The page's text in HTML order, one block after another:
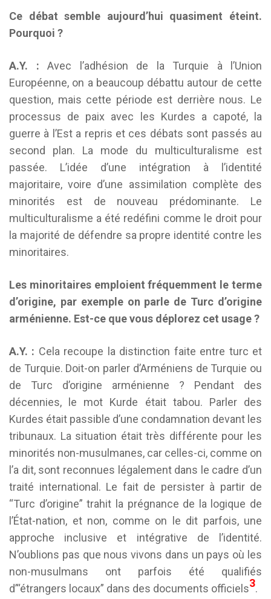
Ce débat semble aujourd’hui quasiment éteint.
Pourquoi ?
A.Y. : Avec l’adhésion de la Turquie à l’Union
Européenne, on a beaucoup débattu autour de cette
question, mais cette période est derrière nous. Le
processus de paix avec les Kurdes a capoté, la
guerre à l’Est a repris et ces débats sont passés au
second plan. La mode du multiculturalisme est
passée. L’idée d’une intégration à l’identité
majoritaire, voire d’une assimilation complète des
minorités est de nouveau prédominante. Le
multiculturalisme a été redéfini comme le droit pour
la majorité de défendre sa propre identité contre les
minoritaires.
Les minoritaires emploient fréquemment le terme
d’origine, par exemple on parle de Turc d’origine
arménienne. Est-ce que vous déplorez cet usage ?
A.Y. : Cela recoupe la distinction faite entre turc et
de Turquie. Doit-on parler d’Arméniens de Turquie ou
de Turc d’origine arménienne ? Pendant des
décennies, le mot Kurde était tabou. Parler des
Kurdes était passible d’une condamnation devant les
tribunaux. La situation était très différente pour les
minorités non-musulmanes, car celles-ci, comme on
l’a dit, sont reconnues légalement dans le cadre d’un
traité international. Le fait de persister à partir de
“Turc d’origine” trahit la prégnance de la logique de
l’État-nation, et non, comme on le dit parfois, une
approche inclusive et intégrative de l’identité.
N’oublions pas que nous vivons dans un pays où les
non-musulmans ont parfois été qualifiés
d’“étrangers locaux” dans des documents officiels3.